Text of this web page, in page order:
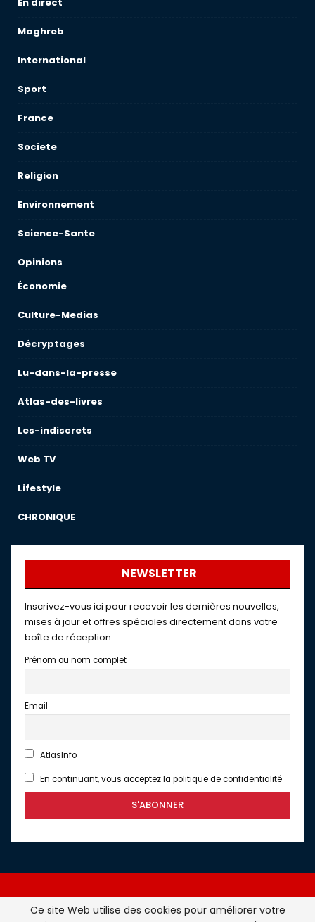
Maghreb
International
Sport
France
Societe
Religion
Environnement
Science-Sante
Opinions
Économie
Culture-Medias
Décryptages
Lu-dans-la-presse
Atlas-des-livres
Les-indiscrets
Web TV
Lifestyle
CHRONIQUE
NEWSLETTER
Inscrivez-vous ici pour recevoir les dernières nouvelles,
mises à jour et offres spéciales directement dans votre
boîte de réception.
Prénom ou nom complet
Email
AtlasInfo
En continuant, vous acceptez la politique de confidentialité
Ce site Web utilise des cookies pour améliorer votre